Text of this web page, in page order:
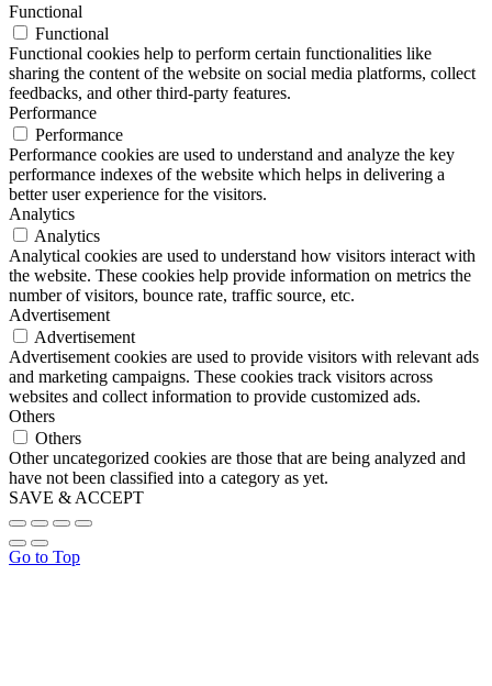
Functional
Functional
Functional cookies help to perform certain functionalities like
sharing the content of the website on social media platforms, collect
feedbacks, and other third-party features.
Performance
Performance
Performance cookies are used to understand and analyze the key
performance indexes of the website which helps in delivering a
better user experience for the visitors.
Analytics
Analytics
Analytical cookies are used to understand how visitors interact with
the website. These cookies help provide information on metrics the
number of visitors, bounce rate, traffic source, etc.
Advertisement
Advertisement
Advertisement cookies are used to provide visitors with relevant ads
and marketing campaigns. These cookies track visitors across
websites and collect information to provide customized ads.
Others
Others
Other uncategorized cookies are those that are being analyzed and
have not been classified into a category as yet.
SAVE & ACCEPT
Go to Top